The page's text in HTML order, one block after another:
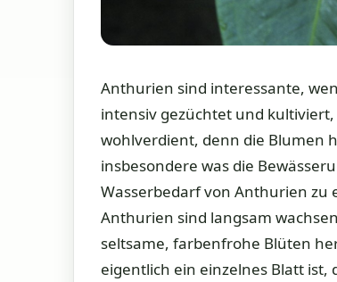
Anthurien sind interessante,
intensiv gezüchtet und kultiviert,
wohlverdient, denn die Blumen
insbesondere was die
Wasserbedarf von Anthurien zu
Anthurien sind langsam
seltsame, farbenfrohe Blüten
eigentlich ein einzelnes Blatt ist,